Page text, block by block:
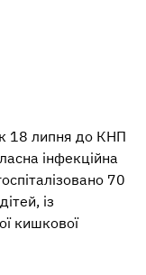
18 липня до КНП
інфекційна
70
із
кишкової